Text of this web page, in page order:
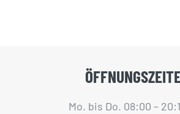
Mo. bis Do. 08:00 –